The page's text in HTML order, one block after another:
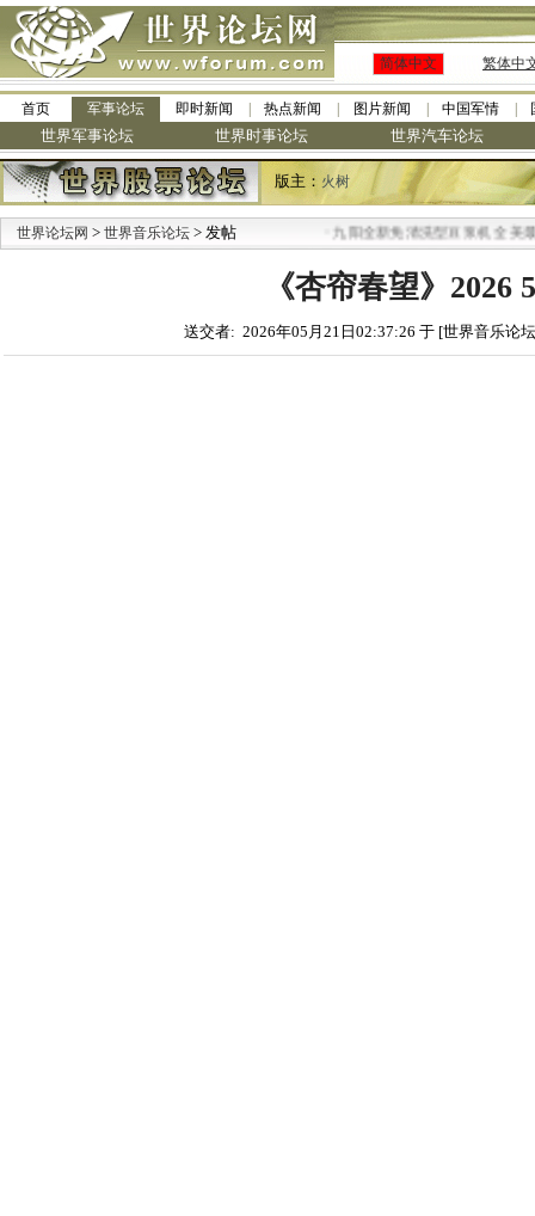
简体中文 繁体中
首页 军事论坛 即时新闻 热点新闻 图片新闻 中国军情
世界军事论坛 世界时事论坛 世界汽车论坛
版主： 火树
世界论坛网 > 世界音乐论坛 > 发帖 九阳全新免清洗型豆浆机 全美最低
《杏帘春望》2026 5
送交者: 2026年05月21日02:37:26 于 [世界音乐论